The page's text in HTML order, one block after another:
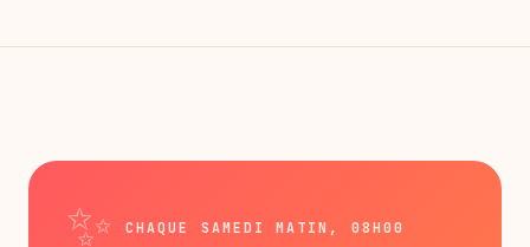
CHAQUE SAMEDI MATIN, 08H00